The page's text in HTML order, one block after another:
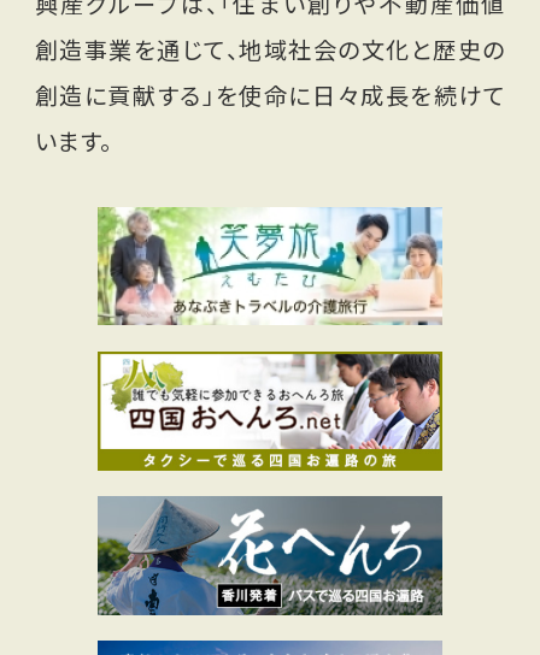
創造事業を通じて、地域社会の文化と歴史の
創造に貢献する」を使命に日々成長を続けて
います。